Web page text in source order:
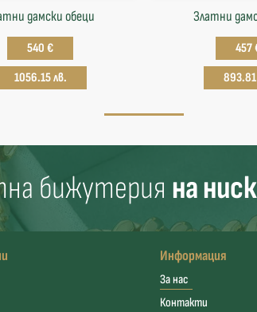
дамски обеци
540 €
1056.15 лв.
Златни
457
бижутерия на
Информация
За нас
Контакти